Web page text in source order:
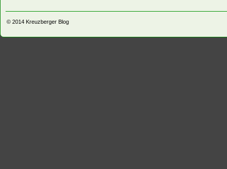
© 2014 Kreuzberger Blog